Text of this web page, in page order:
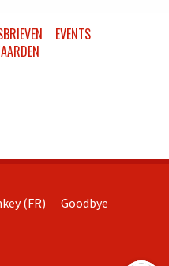
EVENTS
(FR) Goodbye